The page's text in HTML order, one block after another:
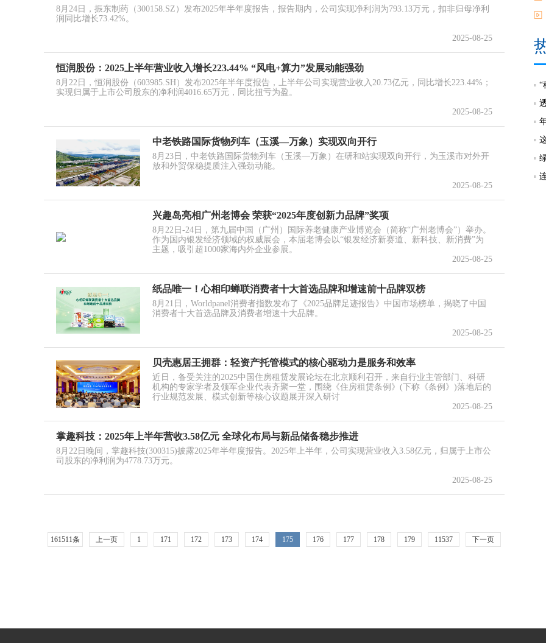
8月24日，振东制药（300158.SZ）发布2025年半年度报告，报告期内，公司实现净利润为793.13万元，扣非归母净利
润同比增长73.42%。
2025-08-25
恒润股份：2025上半年营业收入增长223.44% “风电+算力”发展动能强劲
8月22日，恒润股份（603985.SH）发布2025年半年度报告，上半年公司实现营业收入20.73亿元，同比增长223.44%；
实现归属于上市公司股东的净利润4016.65万元，同比扭亏为盈。
2025-08-25
中老铁路国际货物列车（玉溪—万象）实现双向开行
8月23日，中老铁路国际货物列车（玉溪—万象）在研和站实现双向开行，为玉溪市对外开
放和外贸保稳提质注入强劲动能。
2025-08-25
兴趣岛亮相广州老博会 荣获“2025年度创新力品牌”奖项
8月22日-24日，第九届中国（广州）国际养老健康产业博览会（简称“广州老博会”）举办。
作为国内银发经济领域的权威展会，本届老博会以“银发经济新赛道、新科技、新消费”为
主题，吸引超1000家海内外企业参展。
2025-08-25
纸品唯一！心相印蝉联消费者十大首选品牌和增速前十品牌双榜
8月21日，Worldpanel消费者指数发布了《2025品牌足迹报告》中国市场榜单，揭晓了中国
消费者十大首选品牌及消费者增速十大品牌。
2025-08-25
贝壳惠居王拥群：轻资产托管模式的核心驱动力是服务和效率
​近日，备受关注的2025中国住房租赁发展论坛在北京顺利召开，来自行业主管部门、科研
机构的专家学者及领军企业代表齐聚一堂，围绕《住房租赁条例》(下称《条例》)落地后的
行业规范发展、模式创新等核心议题展开深入研讨
2025-08-25
掌趣科技：2025年上半年营收3.58亿元 全球化布局与新品储备稳步推进
8月22日晚间，掌趣科技(300315)披露2025年半年度报告。2025年上半年，公司实现营业收入3.58亿元，归属于上市公
司股东的净利润为4778.73万元。
2025-08-25
161511条 上一页 1 171 172 173 174 175 176 177 178 179 11537 下一页
“